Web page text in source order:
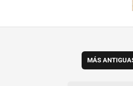
MÁS